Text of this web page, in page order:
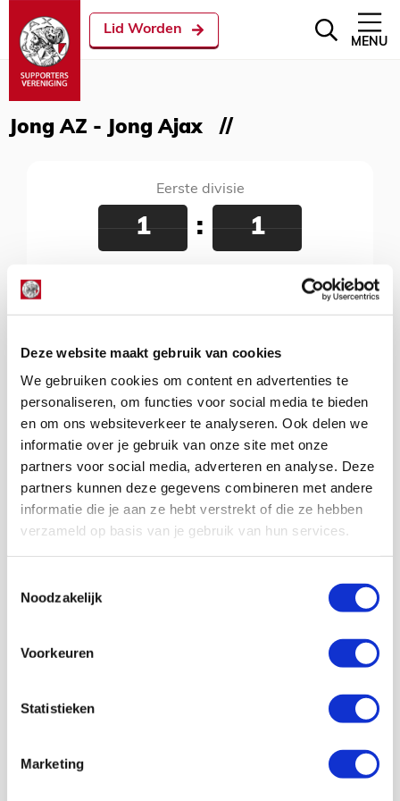
Deze website maakt gebruik van cookies
We gebruiken cookies om content en advertenties te
personaliseren, om functies voor social media te bieden
en om ons websiteverkeer te analyseren. Ook delen we
informatie over je gebruik van onze site met onze
partners voor social media, adverteren en analyse. Deze
partners kunnen deze gegevens combineren met andere
informatie die je aan ze hebt verstrekt of die ze hebben
verzameld op basis van je gebruik van hun services.
Noodzakelijk
Voorkeuren
Statistieken
Marketing
Lid Worden
MENU
Jong AZ - Jong Ajax
Eerste divisie
1 : 1
Jong AZ - Jong Ajax
uur
Volg ons ook op social
volgers
Volgen
9,6K
volgers
Volgen
7,5K